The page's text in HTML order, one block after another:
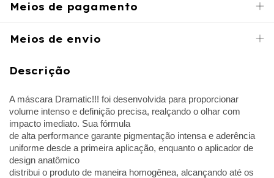
Meios de pagamento
Meios de envio
Descrição
A máscara Dramatic!!! foi desenvolvida para proporcionar
volume intenso e definição precisa, realçando o olhar com
impacto imediato. Sua fórmula
de alta performance garante pigmentação intensa e aderência
uniforme desde a primeira aplicação, enquanto o aplicador de
design anatômico
distribui o produto de maneira homogênea, alcançando até os